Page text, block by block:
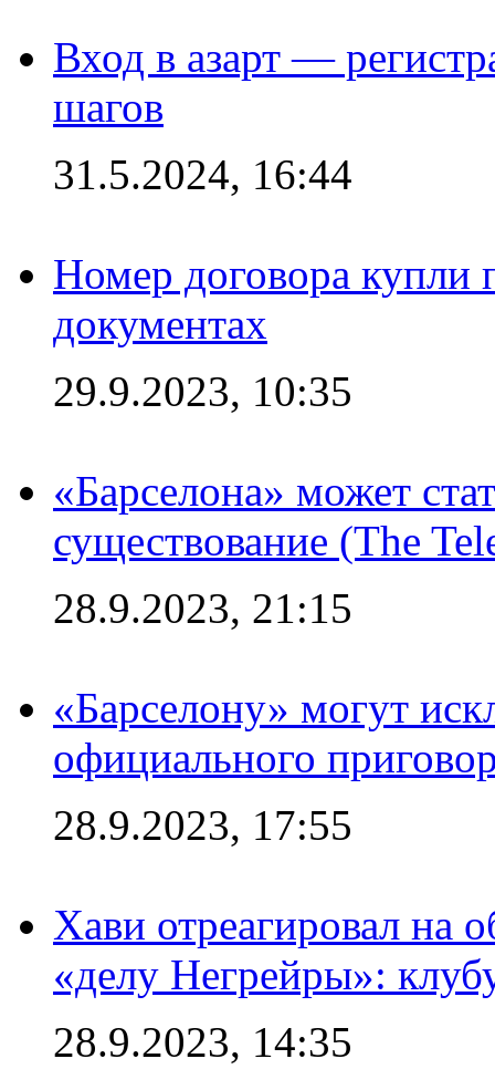
Вход в азарт —
шагов
31.5.2024, 16:44
Номер договора купли
документах
29.9.2023, 10:35
«Барселона» может
существование (The
28.9.2023, 21:15
«Барселону» могут
официального
28.9.2023, 17:55
Хави отреагировал на
«делу Негрейры»:
28.9.2023, 14:35